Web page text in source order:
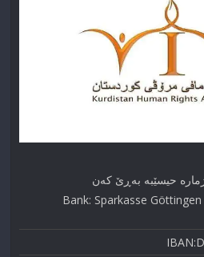
ژماره حیسێبە بەڕێ کەن
Bank: Sparkasse